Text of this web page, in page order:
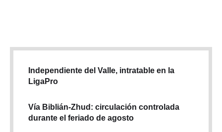
Independiente del Valle, intratable en la
LigaPro
Vía Biblián-Zhud: circulación controlada
durante el feriado de agosto